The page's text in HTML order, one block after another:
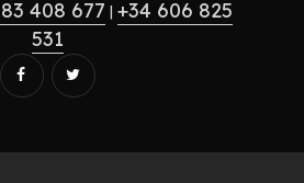
408 677 |+34 606 825
531